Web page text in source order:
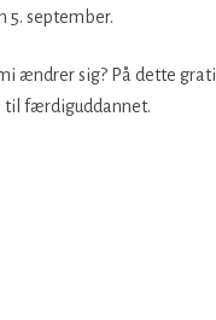
5. september.
ændrer sig? På dette
til færdiguddannet.